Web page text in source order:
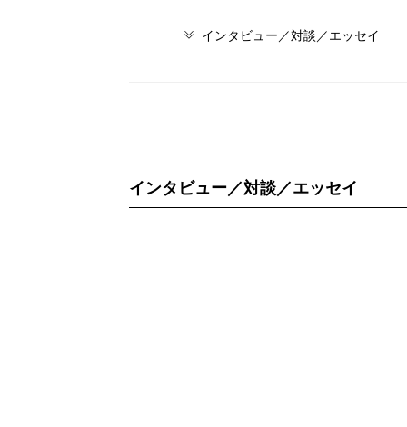
インタビュー／対談／エッセイ
インタビュー／対談／エッセイ